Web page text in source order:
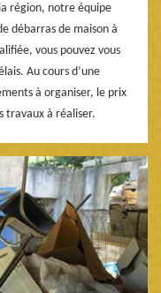
région, notre équipe
débarras de maison à
vous pouvez vous
Au cours d’une
à organiser, le prix
travaux à réaliser.